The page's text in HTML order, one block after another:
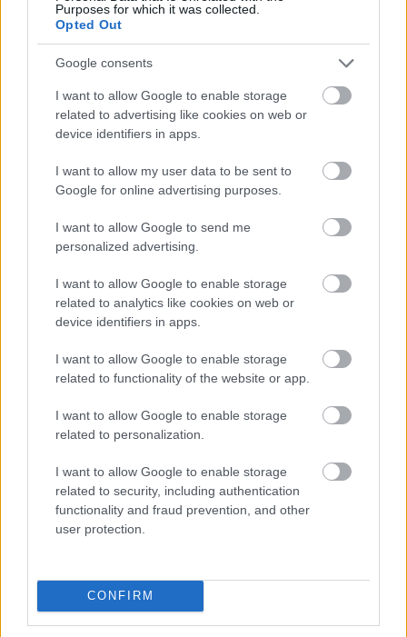
Purposes for which it was collected.
Opted Out
Google consents
I want to allow Google to enable storage
related to advertising like cookies on web or
device identifiers in apps.
I want to allow my user data to be sent to
Google for online advertising purposes.
I want to allow Google to send me
personalized advertising.
I want to allow Google to enable storage
related to analytics like cookies on web or
device identifiers in apps.
I want to allow Google to enable storage
related to functionality of the website or app.
I want to allow Google to enable storage
related to personalization.
I want to allow Google to enable storage
related to security, including authentication
functionality and fraud prevention, and other
user protection.
CONFIRM
tetőcserép
Tetőépítés -és felújítás? Legyen tudatos a
költségtervezésben!
tetőcserép